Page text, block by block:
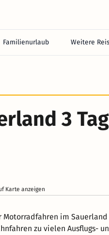
Familienurlaub Weitere
3
Karte anzeigen
Motorradfahren im